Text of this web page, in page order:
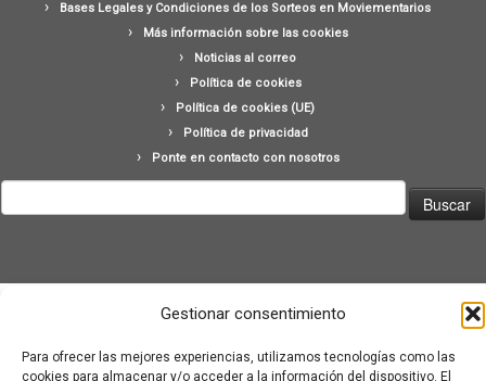
Gestionar consentimiento
Para ofrecer las mejores experiencias, utilizamos tecnologías como las
cookies para almacenar y/o acceder a la información del dispositivo. El
Bases Legales y Condiciones de los Sorteos en Moviementarios
Más información sobre las cookies
Noticias al correo
Política de cookies
Política de cookies (UE)
Política de privacidad
Ponte en contacto con nosotros
Diseñado con el
Tema Customizr